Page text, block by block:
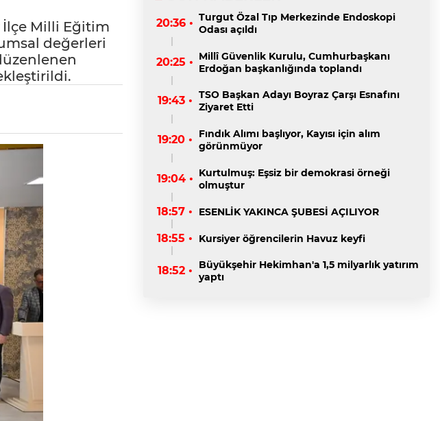
İlçe Milli Eğitim
değerleri
20:36 • Turgut Özal Tıp Merkezinde Endoskopi
Odası açıldı
20:25 • Millî Güvenlik Kurulu, Cumhurbaşkanı
Erdoğan başkanlığında toplandı
19:43 • TSO Başkan Adayı Boyraz Çarşı Esnafını
Ziyaret Etti
19:20 •
Fındık Alımı başlıyor, Kayısı için alım
görünmüyor
19:04 • Kurtulmuş: Eşsiz bir demokrasi örneği
olmuştur
18:57 • ESENLİK YAKINCA ŞUBESİ AÇILIYOR
18:55 • Kursiyer öğrencilerin Havuz keyfi
18:52 •
Büyükşehir Hekimhan'a 1,5 milyarlık yatırım
yaptı